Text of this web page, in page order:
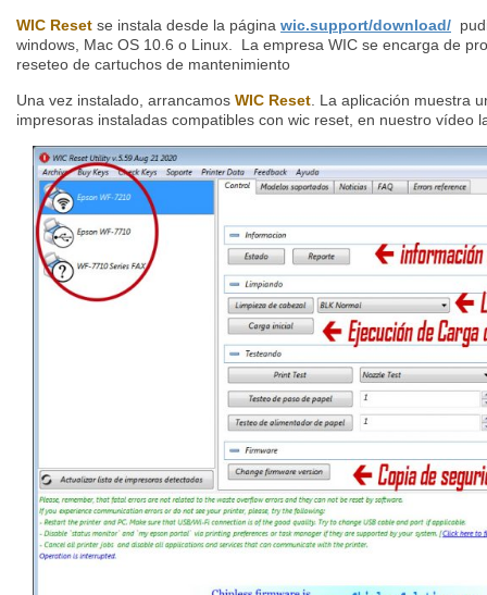
WIC Reset se instala desde la página wic.support/download/
windows, Mac OS 10.6 o Linux. La empresa WIC se encarga de
reseteo de cartuchos de mantenimiento
Una vez instalado, arrancamos WIC Reset . La aplicación muestra
impresoras instaladas compatibles con wic reset, en nuestro vídeo